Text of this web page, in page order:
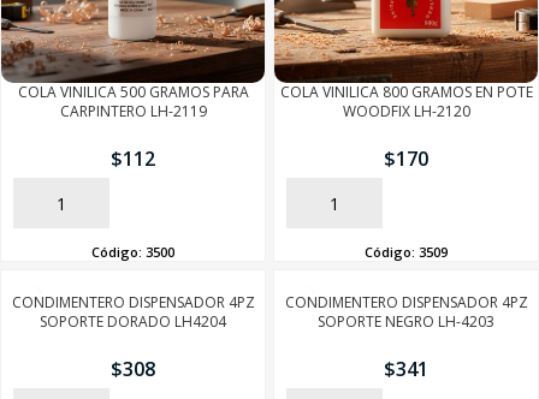
COLA VINILICA 500 GRAMOS PARA
CARPINTERO LH-2119
$112
AÑADIR
Código: 3500
COLA VINILICA 800 GRAMOS EN POTE
WOODFIX LH-2120
$170
AÑADIR
Código: 3509
CONDIMENTERO DISPENSADOR 4PZ
SOPORTE DORADO LH4204
$308
CONDIMENTERO DISPENSADOR 4PZ
SOPORTE NEGRO LH-4203
$341